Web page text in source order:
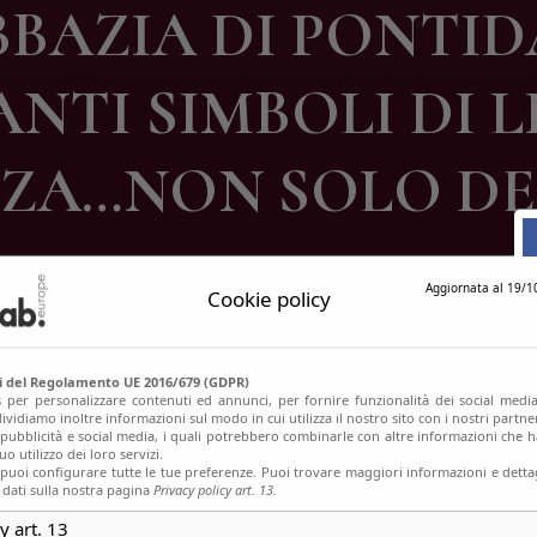
DI
SIMBOLI DI
SOLO
Cookie policy Aggiornata al 19/
Regolamento UE 2016/679 (GDPR)
per personalizzare contenuti ed annunci, per fornire funzionalità dei social
inoltre informazioni sul modo in cui utilizza il nostro sito con i nostri
e social media, i quali potrebbero combinarle con altre informazioni che
utilizzo dei loro servizi.
configurare tutte le tue preferenze. Puoi trovare maggiori informazioni e
sulla nostra pagina Privacy policy art. 13.
art. 13